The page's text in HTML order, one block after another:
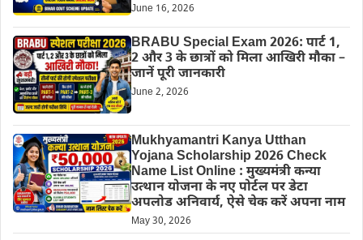
June 16, 2026
BRABU Special Exam 2026: पार्ट 1,
2 और 3 के छात्रों को मिला आखिरी मौका –
जानें पूरी जानकारी
June 2, 2026
Mukhyamantri Kanya Utthan
Yojana Scholarship 2026 Check
Name List Online : मुख्यमंत्री कन्या
उत्थान योजना के नए पोर्टल पर डेटा
अपलोड अनिवार्य, ऐसे चेक करें अपना नाम
May 30, 2026